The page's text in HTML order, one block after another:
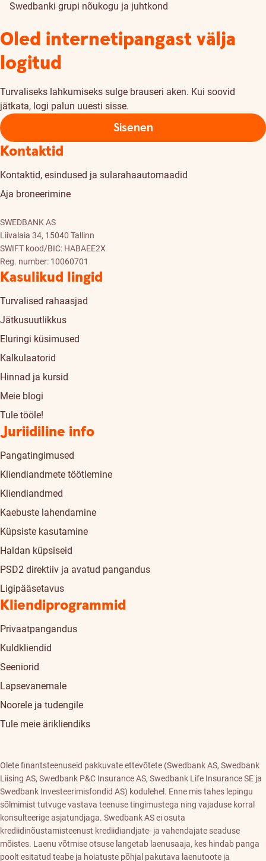
Swedbanki grupi nõukogu ja juhtkond
Oled internetipangast välja
logitud
Turvaliseks lahkumiseks sulge brauseri aken. Kui soovid
jätkata, logi palun uuesti sisse.
Sisenen
Kontaktid
Kontaktid, esindused ja sularahaautomaadid
Aja broneerimine
SWEDBANK AS
Liivalaia 34, 15040 Tallinn
SWIFT kood/BIC: HABAEE2X
Reg. number: 10060701
Kasulikud lingid
Turvalised rahaasjad
Jätkusuutlikkus
Eluringi küsimused
Kalkulaatorid
Hinnad ja kursid
Meie blogi
Tule tööle!
Juriidiline info
Pangatingimused
Kliendiandmete töötlemine
Kliendiandmed
Kaebuste lahendamine
Küpsiste kasutamine
Haldan küpsiseid
PSD2 direktiiv ja avatud pangandus
Ligipääsetavus
Kliendiprogrammid
Privaatpangandus
Kuldkliendid
Seeniorid
Lapsevanemale
Noorele ja tudengile
Tule meie ärikliendiks
Olete finantsteenuseid pakkuvate ettevõtete (Swedbank AS, Swedbank
Liising AS, Swedbank P&C Insurance AS, Swedbank Life Insurance SE ja
Swedbank Investeerimisfondid AS) kodulehel. Enne mis tahes lepingu
sõlmimist tutvuge vastava teenuse tingimustega ning vajaduse korral
konsulteerige asjatundjaga. Swedbank AS ei osuta
krediidinõustamisteenust krediidiandjate- ja vahendajate seaduse
mõistes. Laenu võtmise otsuse langetab laenusaaja, kes hindab panga
poolt esitatud teabe ja hoiatuste põhjal pakutava laenutoote ja